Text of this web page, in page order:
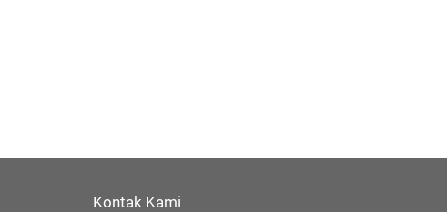
Kontak Kami